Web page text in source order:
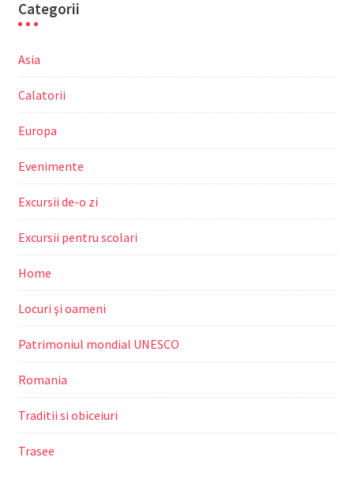
Categorii
Asia
Calatorii
Europa
Evenimente
Excursii de-o zi
Excursii pentru scolari
Home
Locuri şi oameni
Patrimoniul mondial UNESCO
Romania
Traditii si obiceiuri
Trasee